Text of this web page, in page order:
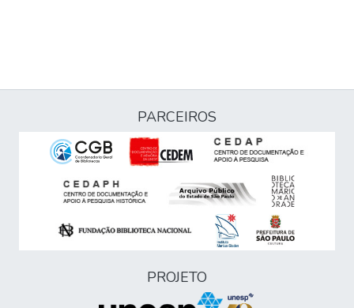
PARCEIROS
PROJETO